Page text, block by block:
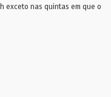
exceto nas quintas em que o